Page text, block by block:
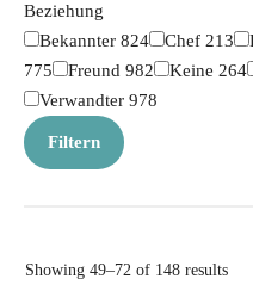
Beziehung
Bekannter 824 Chef 213
775
Freund 982 Keine 264
Verwandter 978
Filtern
Showing 49–72 of 148 results